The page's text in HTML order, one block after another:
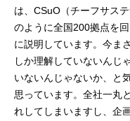
は、CSuO（チーフサス
のように全国200拠点を
に説明しています。今ま
しか理解していないんじ
いないんじゃないか、と
思っています。全社一丸
れしてしまいますし、企